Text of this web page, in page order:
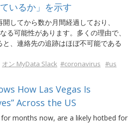
いるか」を示す
してから数か月間経過しており、
る可能性があります。多くの理由で、
、連絡先の追跡はほぼ不可能である
オン MyData Slack #coronavirus #us
How Las Vegas Is
Across the US
for months now, are a likely hotbed for